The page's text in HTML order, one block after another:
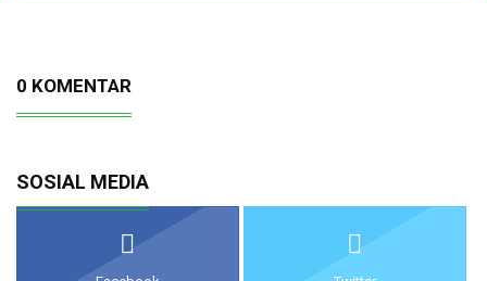
0 KOMENTAR
SOSIAL MEDIA